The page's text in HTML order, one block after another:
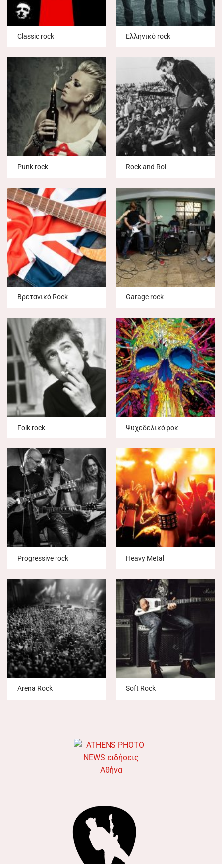
Classic rock Ελληνικό rock
Punk rock Rock and Roll
Βρετανικό Rock Garage rock
Folk rock Ψυχεδελικό ροκ
Progressive rock Heavy Metal
Arena Rock Soft Rock